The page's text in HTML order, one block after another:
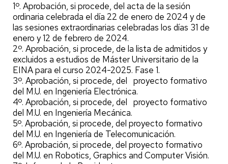
1º. Aprobación, si procede, del acta de la sesión
ordinaria celebrada el día 22 de enero de 2024 y de
las sesiones extraordinarias celebradas los días 31 de
enero y 12 de febrero de 2024.
2º. Aprobación, si procede, de la lista de admitidos y
excluidos a estudios de Máster Universitario de la
EINA para el curso 2024-2025. Fase 1.
3º. Aprobación, si procede, del proyecto formativo
del M.U. en Ingeniería Electrónica.
4º. Aprobación, si procede, del proyecto formativo
del M.U. en Ingeniería Mecánica.
5º. Aprobación, si procede, del proyecto formativo
del M.U. en Ingeniería de Telecomunicación.
6º. Aprobación, si procede, del proyecto formativo
del M.U. en Robotics, Graphics and Computer Visión.